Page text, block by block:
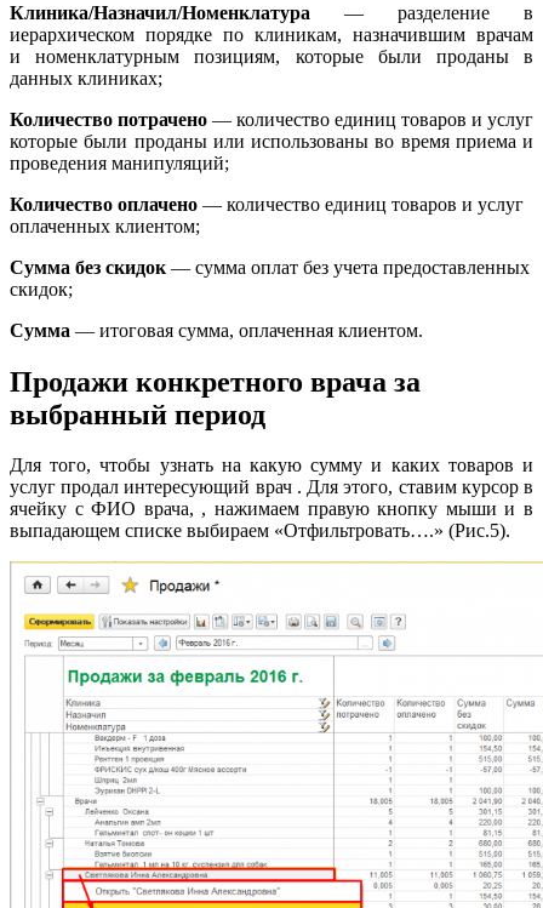
Клиника/Назначил/Номенклатура — разделение в
иерархическом порядке по клиникам, назначившим врачам
и номенклатурным позициям, которые были проданы в
данных клиниках;
Количество потрачено — количество единиц товаров и услуг
которые были проданы или использованы во время приема и
проведения манипуляций;
Количество оплачено — количество единиц товаров и услуг
оплаченных клиентом;
Сумма без скидок — сумма оплат без учета предоставленных
скидок;
Сумма — итоговая сумма, оплаченная клиентом.
Продажи конкретного врача за
выбранный период
Для того, чтобы узнать на какую сумму и каких товаров и
услуг продал интересующий врач . Для этого, ставим курсор в
ячейку с ФИО врача, , нажимаем правую кнопку мыши и в
выпадающем списке выбираем «Отфильтровать….» (Рис.5).